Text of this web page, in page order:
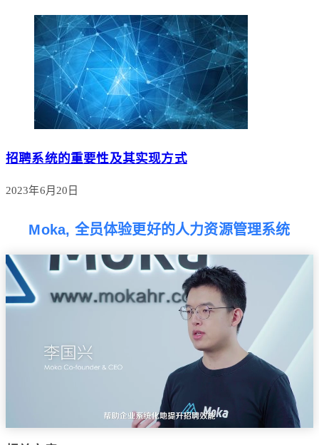
招聘系统的重要性及其实现方式
2023年6月20日
Moka, 全员体验更好的人力资源管理系统